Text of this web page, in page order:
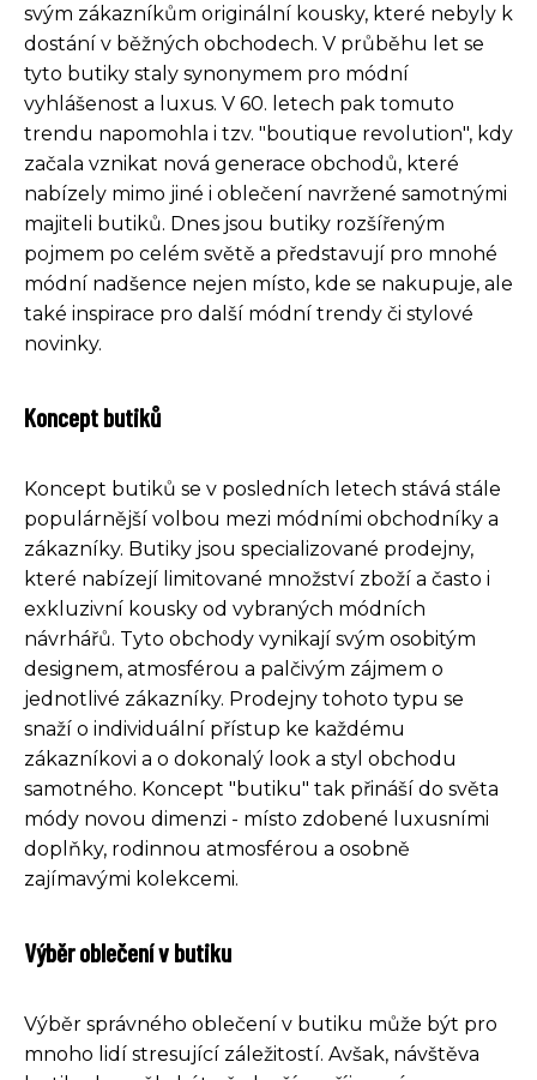
svým zákazníkům originální kousky, které nebyly k
dostání v běžných obchodech. V průběhu let se
tyto butiky staly synonymem pro módní
vyhlášenost a luxus. V 60. letech pak tomuto
trendu napomohla i tzv. "boutique revolution", kdy
začala vznikat nová generace obchodů, které
nabízely mimo jiné i oblečení navržené samotnými
majiteli butiků. Dnes jsou butiky rozšířeným
pojmem po celém světě a představují pro mnohé
módní nadšence nejen místo, kde se nakupuje, ale
také inspirace pro další módní trendy či stylové
novinky.
Koncept butiků
Koncept butiků se v posledních letech stává stále
populárnější volbou mezi módními obchodníky a
zákazníky. Butiky jsou specializované prodejny,
které nabízejí limitované množství zboží a často i
exkluzivní kousky od vybraných módních
návrhářů. Tyto obchody vynikají svým osobitým
designem, atmosférou a palčivým zájmem o
jednotlivé zákazníky. Prodejny tohoto typu se
snaží o individuální přístup ke každému
zákazníkovi a o dokonalý look a styl obchodu
samotného. Koncept "butiku" tak přináší do světa
módy novou dimenzi - místo zdobené luxusními
doplňky, rodinnou atmosférou a osobně
zajímavými kolekcemi.
Výběr oblečení v butiku
Výběr správného oblečení v butiku může být pro
mnoho lidí stresující záležitostí. Avšak, návštěva